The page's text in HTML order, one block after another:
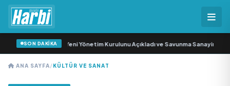
SON DAKİKA
Sanayi AŞ Yeni Yönetim Kurulunu Açıkladı ve Savunma Sanayinde
ANA SAYFA/KÜLTÜR VE SANAT